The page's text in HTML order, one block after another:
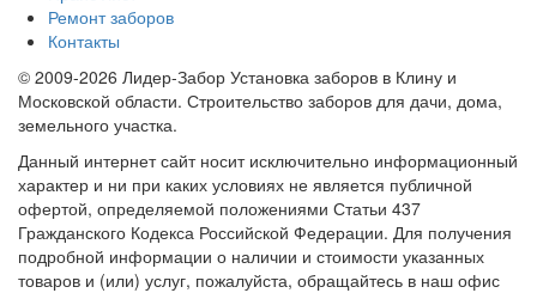
Ремонт заборов
Контакты
© 2009-2026 Лидер-Забор Установка заборов в Клину и
Московской области. Строительство заборов для дачи, дома,
земельного участка.
Данный интернет сайт носит исключительно информационный
характер и ни при каких условиях не является публичной
офертой, определяемой положениями Статьи 437
Гражданского Кодекса Российской Федерации. Для получения
подробной информации о наличии и стоимости указанных
товаров и (или) услуг, пожалуйста, обращайтесь в наш офис